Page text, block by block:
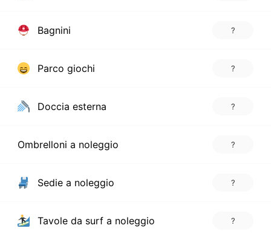
Bagnini ?
Parco giochi ?
Doccia esterna ?
Ombrelloni a noleggio ?
Sedie a noleggio ?
Tavole da surf a noleggio ?